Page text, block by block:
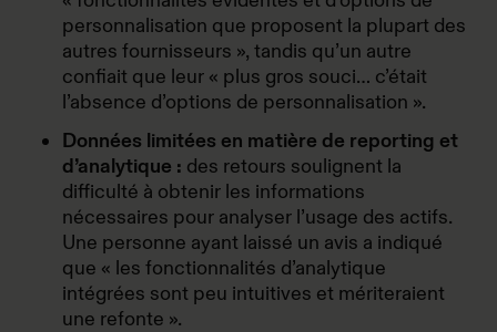
personnalisation que proposent la plupart des
autres fournisseurs », tandis qu’un autre
confiait que leur « plus gros souci… c’était
l’absence d’options de personnalisation ».
Données limitées en matière de reporting et
d’analytique : des retours soulignent la
difficulté à obtenir les informations
nécessaires pour analyser l’usage des actifs.
Une personne ayant laissé un avis a indiqué
que « les fonctionnalités d’analytique
intégrées sont peu intuitives et mériteraient
une refonte ».